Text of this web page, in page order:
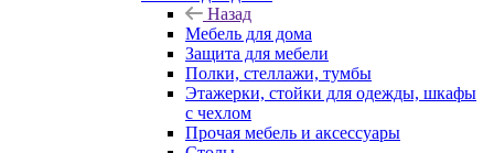
Назад
Мебель для дома
Защита для мебели
Полки, стеллажи, тумбы
Этажерки, стойки для одежды, шкафы
с чехлом
Прочая мебель и аксессуары